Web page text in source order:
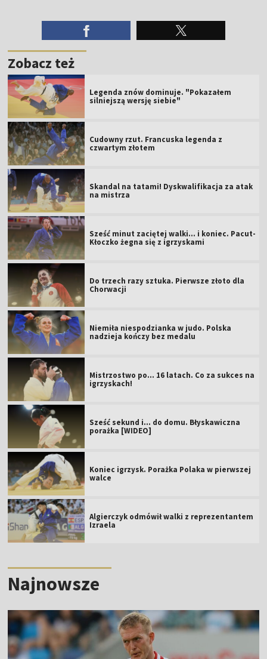
Zobacz też
Legenda znów dominuje. "Pokazałem
silniejszą wersję siebie"
Cudowny rzut. Francuska legenda z
czwartym złotem
Skandal na tatami! Dyskwalifikacja za atak
na mistrza
Sześć minut zaciętej walki... i koniec. Pacut-
Kłoczko żegna się z igrzyskami
Do trzech razy sztuka. Pierwsze złoto dla
Chorwacji
Niemiła niespodzianka w judo. Polska
nadzieja kończy bez medalu
Mistrzostwo po... 16 latach. Co za sukces na
igrzyskach!
Sześć sekund i... do domu. Błyskawiczna
porażka [WIDEO]
Koniec igrzysk. Porażka Polaka w pierwszej
walce
Algierczyk odmówił walki z reprezentantem
Izraela
Najnowsze